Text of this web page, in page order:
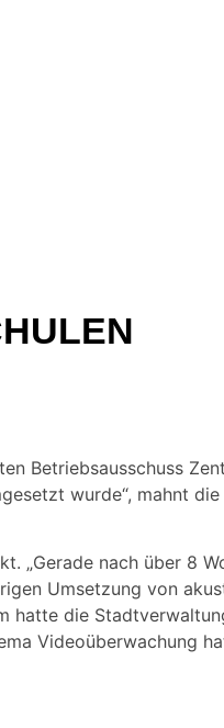
Betriebsausschuss
wurde“, mahnt
„Gerade nach über 8
Umsetzung von
hatte die
Videoüberwachung